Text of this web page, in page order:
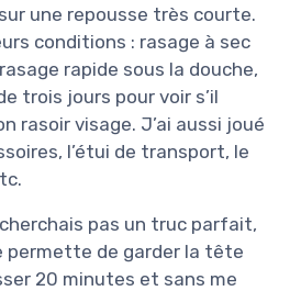
une repousse très courte.
conditions : rasage à sec
rapide sous la douche,
trois jours pour voir s’il
rasoir visage. J’ai aussi joué
l’étui de transport, le
pas un truc parfait,
permette de garder la tête
20 minutes et sans me